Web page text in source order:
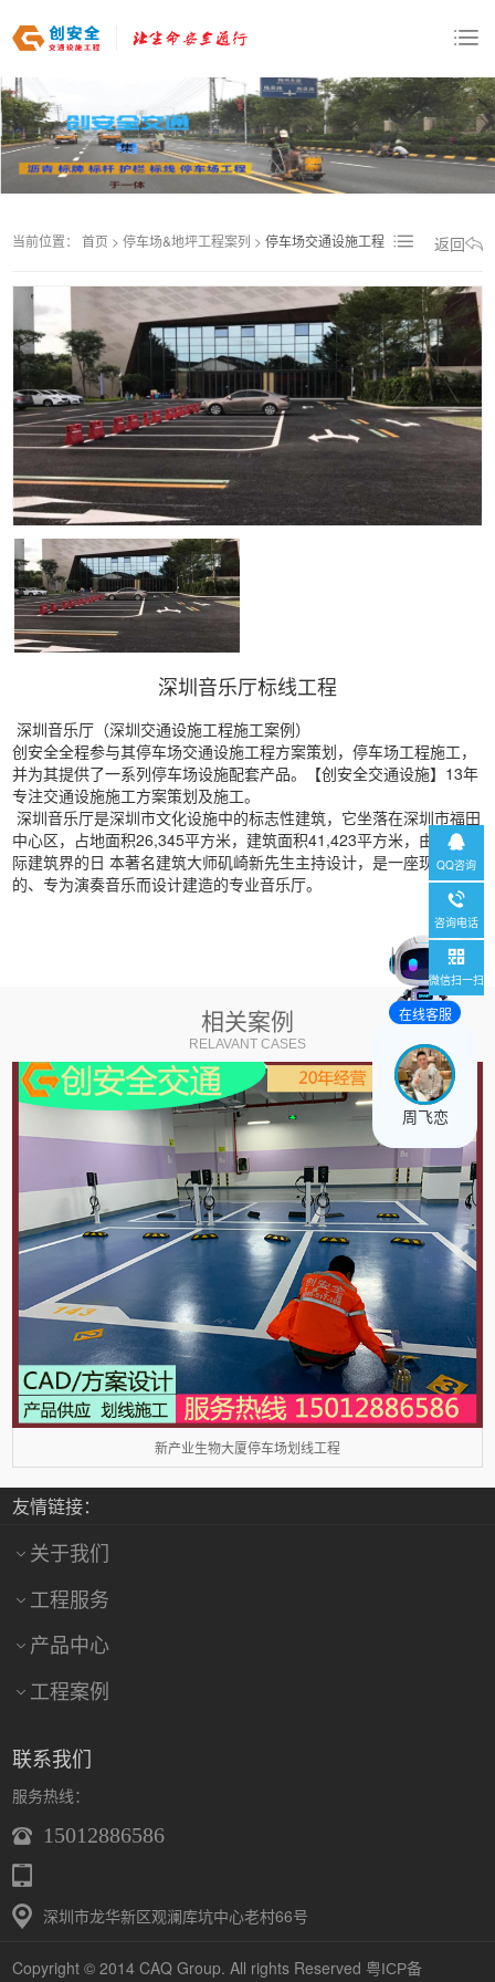
当前位置：首页 >停车场&地坪工程案列 >停车场交通设施工程 返回
深圳音乐厅标线工程
深圳音乐厅（深圳交通设施工程施工案例）
创安全全程参与其停车场交通设施工程方案策划，停车场工程施工，
并为其提供了一系列停车场设施配套产品。【创安全交通设施】13年
专注交通设施施工方案策划及施工。
深圳音乐厅是深圳市文化设施中的标志性建筑，它坐落在深圳市福田
中心区，占地面积26,345平方米，建筑面积41,423平方米，由享誉国
际建筑界的日 本著名建筑大师矶崎新先生主持设计，是一座现代化
的、专为演奏音乐而设计建造的专业音乐厅。
相关案例
RELAVANT CASES
新产业生物大厦停车场划线工程
友情链接：
关于我们
工程服务
产品中心
工程案例
联系我们
服务热线：
15012886586
深圳市龙华新区观澜库坑中心老村66号
Copyright © 2014 CAQ Group. All rights Reserved 粤ICP备
QQ咨询
咨询电话
微信扫一扫
在线客服
周飞恋